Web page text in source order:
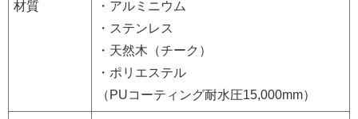
材質
・アルミニウム
・ステンレス
・天然木（チーク）
・ポリエステル
（PUコーティング耐水圧15,000mm）